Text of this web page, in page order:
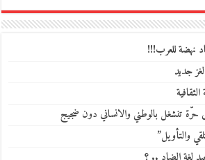
نهضة للعرب!!!
جديد
تنشغل بالوطني والانساني دون ضجيج
والتأويل”